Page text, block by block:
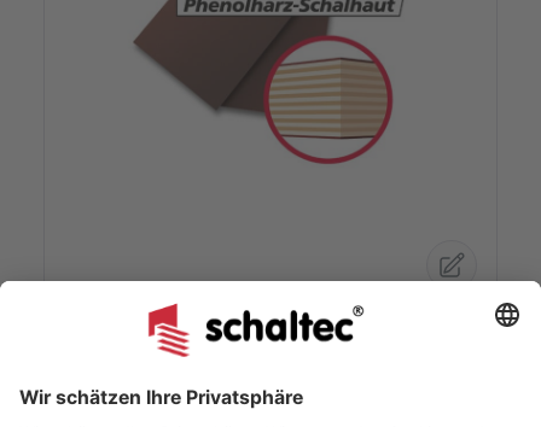
Doka Frami-Element 120/30 Schalhaut
Phenolharz
Variante 1 - Alt mit Schalhautankerschutz (00096374)